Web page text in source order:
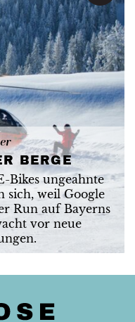
BERGE
Bikes ungeahnte
sich, weil Google
Run auf Bayerns
vor neue